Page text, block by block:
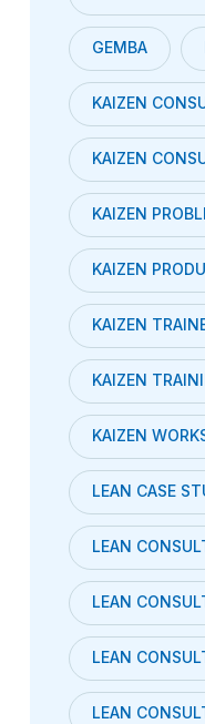
GEMBA
KAIZEN
KAIZEN
KAIZEN
KAIZEN
KAIZEN
KAIZEN
KAIZEN
LEAN CASE
LEAN
LEAN
LEAN
LEAN